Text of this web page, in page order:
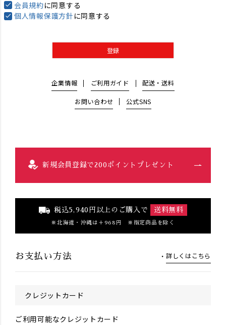
会員規約に同意する
個人情報保護方針 に同意する
登録
企業情報 ご利用ガイド 配送・送料
お問い合わせ 公式SNS
新規会員登録で200ポイントプレゼント
税込5,940円以上のご購入で 送料無料
北海道・沖縄は＋968円 ※指定商品を除く
お支払い方法 詳しくはこちら
クレジットカード
ご利用可能なクレジットカード